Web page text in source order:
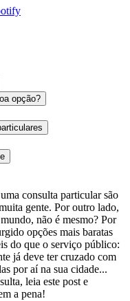
opção?
consulta particular são
gente. Por outro lado,
não é mesmo? Por
opções mais baratas
do que o serviço público:
já deve ter cruzado com
por aí na sua cidade...
leia este post e
a pena!